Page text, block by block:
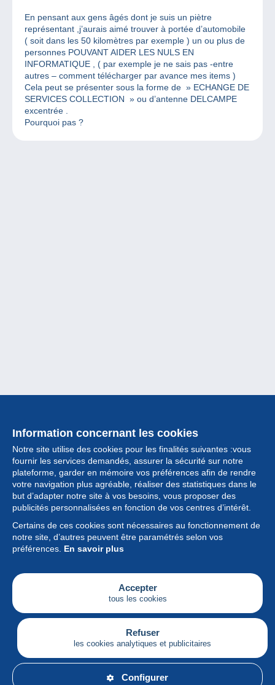
En pensant aux gens âgés dont je suis un piètre
représentant ,j’aurais aimé trouver à portée d’automobile
( soit dans les 50 kilomètres par exemple ) un ou plus de
personnes POUVANT AIDER LES NULS EN
INFORMATIQUE , ( par exemple je ne sais pas -entre
autres – comment télécharger par avance mes items )
Cela peut se présenter sous la forme de » ECHANGE DE
SERVICES COLLECTION » ou d’antenne DELCAMPE
excentrée .
Pourquoi pas ?
Information concernant les cookies
Notre site utilise des cookies pour les finalités suivantes :vous
fournir les services demandés, assurer la sécurité sur notre
plateforme, garder en mémoire vos préférences afin de rendre
votre navigation plus agréable, réaliser des statistiques dans le
but d’adapter notre site à vos besoins, vous proposer des
publicités personnalisées en fonction de vos centres d’intérêt.
Certains de ces cookies sont nécessaires au fonctionnement de
notre site, d’autres peuvent être paramétrés selon vos
préférences. En savoir plus
Accepter
tous les cookies
Refuser
les cookies analytiques et publicitaires
Configurer
Collection
Actualités
Fonctionnalités
Société
Services
Articles
Français